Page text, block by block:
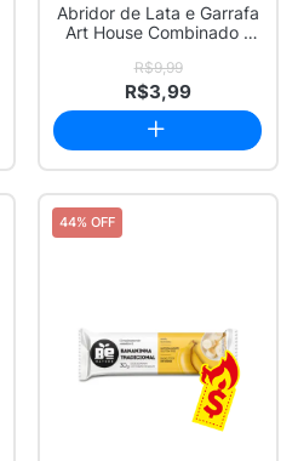
Abridor de Lata e Garrafa
Art House Combinado 1
R$9,99
R$3,99
44% OFF